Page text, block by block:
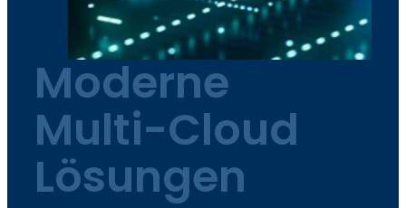
Moderne
Multi-Cloud
Lösungen